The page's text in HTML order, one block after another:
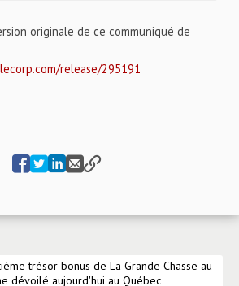
originale de ce communiqué de
release/295191
trésor bonus de La Grande Chasse au
dévoilé aujourd'hui au Québec